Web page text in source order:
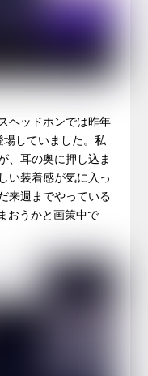
ヘッドホンでは昨年
していました。私
、耳の奥に押し込ま
い装着感が気に入っ
来週までやっている
おうかと画策中で